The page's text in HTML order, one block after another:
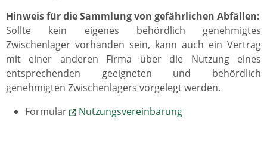
Hinweis für die Sammlung von gefährlichen Abfällen:
Sollte kein eigenes behördlich genehmigtes
Zwischenlager vorhanden sein, kann auch ein Vertrag
mit einer anderen Firma über die Nutzung eines
entsprechenden geeigneten und behördlich
genehmigten Zwischenlagers vorgelegt werden.
Formular
Nutzungsvereinbarung